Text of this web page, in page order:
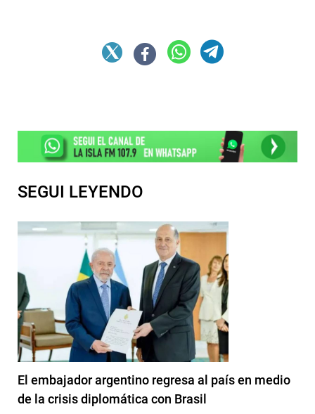
SEGUI LEYENDO
El embajador argentino regresa al país en medio
de la crisis diplomática con Brasil